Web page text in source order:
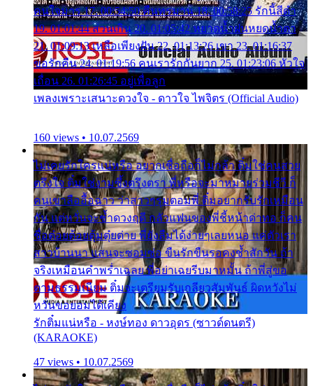
คนใจมาร 17. 00:54:50 คืนทรมาน 18. 00:58:25 รักนี้สีดำ
19. 01:01:44 ส่วนเกิน 20. 01:05:42 หยาดน้ำฝนหยดน้ำตา
21. 01:09:13 เหลือเพียงฝัน 22. 01:13:26 เขา 23. 01:16:37
ขอรักคืน 24. 01:19:56 คนเรารักกันยาก 25. 01:23:06 หัวใจ
เถื่อน 26. 01:26:45 อยู่เพื่อลูก
เพลงเพราะเสนาะดวงใจ - ดาวใจ ไพจิตร (Official Audio)
160 views • 10.07.2569
ไม่เคยรักใครแน่หรือ อยากเชื่อถือก็ไม่กล้า ติ๋มใช่คนสวย
ตรึงใจ ติ๋มใช่งามซึ้งตรึงตรา พี่หรือจะมาหมายร่วมชีวี ก็
คนเขาลืออื้อฉาว ว่าสาวๆรุมตอมพี่ ติ๋มอยากรับรักเหมือน
กัน แต่หวั่นจะช้ำดวงฤดี กลัวแฟนของพี่ชี้หน้าด่าทอ ก็คน
ชื่อต๋อยต้อยตุ้มตุ๋ยต่าย พี่ยังลืมได้ง่ายๆเลยหนอ แค่ตัวเรา
สาวบ้านนา แสนจะซอมซ่อ ขืนรักขืนรอคงช้ำสักวัน ถ้า
จริงเหมือนคำพร่ำเฉลย พี่อย่าเฉยรีบมาหมั้น ถ้าพี่สู่ขอ
ตามธรรมเนียม ติ๋มจะเตรียมรับเกลียวสัมพันธ์ ผิดหวังไม่
หวั่นขอยอมได้เคียง
รักติ๋มแน่หรือ - หงษ์ทอง ดาวอุดร (ซาวด์ดนตรี)
(KARAOKE)
47 views • 10.07.2569